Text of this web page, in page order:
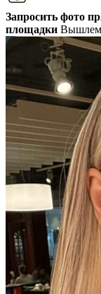
Запросить фото
площадки Вышлем